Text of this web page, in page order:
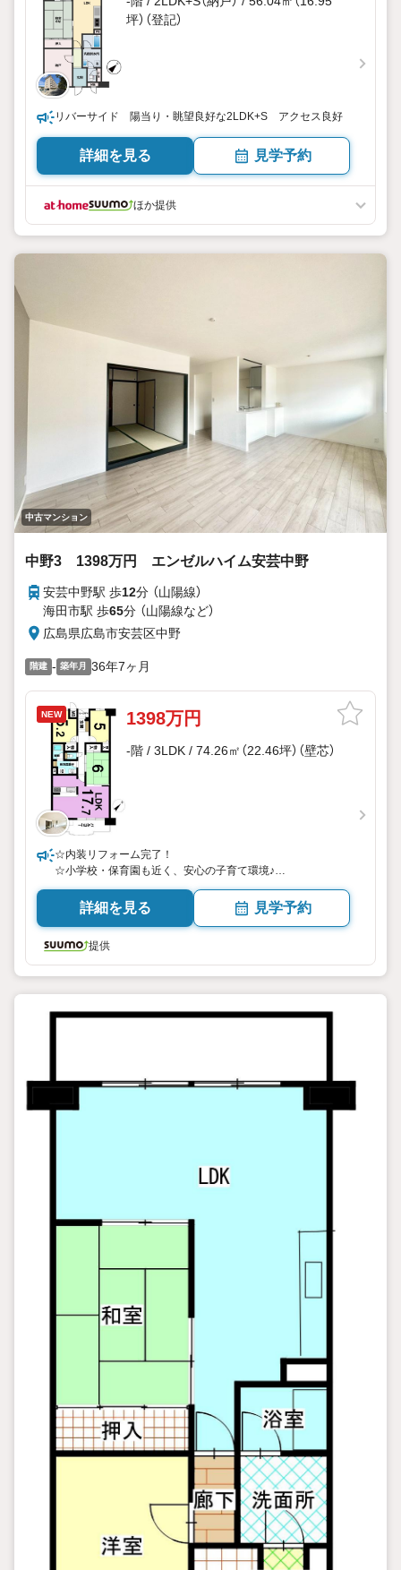
坪）（登記）
リバーサイド 陽当り・眺望良好な2LDK+S アクセス良好
詳細を見る 見学予約
ほか提供
中古マンション
中野3 1398万円 エンゼルハイム安芸中野
安芸中野駅 歩12分 （山陽線）
海田市駅 歩65分 （山陽線など）
広島県広島市安芸区中野
階建 - 築年月 36年7ヶ月
NEW 1398万円
-階 / 3LDK / 74.26㎡（22.46坪）（壁芯）
☆内装リフォーム完了！
☆小学校・保育園も近く、安心の子育て環境♪
詳細を見る 見学予約
提供